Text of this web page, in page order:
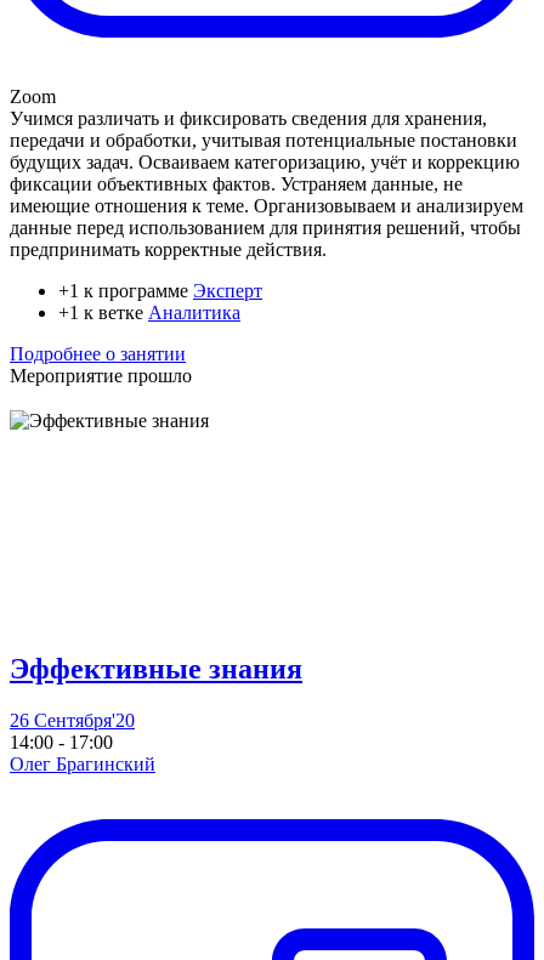
Zoom
Учимся различать и фиксировать сведения для хранения,
передачи и обработки, учитывая потенциальные постановки
будущих задач. Осваиваем категоризацию, учёт и коррекцию
фиксации объективных фактов. Устраняем данные, не
имеющие отношения к теме. Организовываем и анализируем
данные перед использованием для принятия решений, чтобы
предпринимать корректные действия.
+1 к программе Эксперт
+1 к ветке Аналитика
Подробнее о занятии
Мероприятие прошло
Эффективные знания
26 Сентября'20
14:00 - 17:00
Олег Брагинский